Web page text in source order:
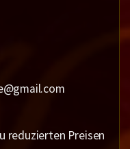
reduzierten Preisen